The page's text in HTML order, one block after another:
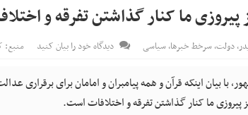
ما کنار گذاشتن تفرقه و
,دولت,سرخط خبرها,سیاسی دیدگاه خود را بیان کنید منبع:
با بیان اینکه قرآن و همه پیامبران و امامان برای برقراری
ما کنار گذاشتن تفرقه و اختلافات است.